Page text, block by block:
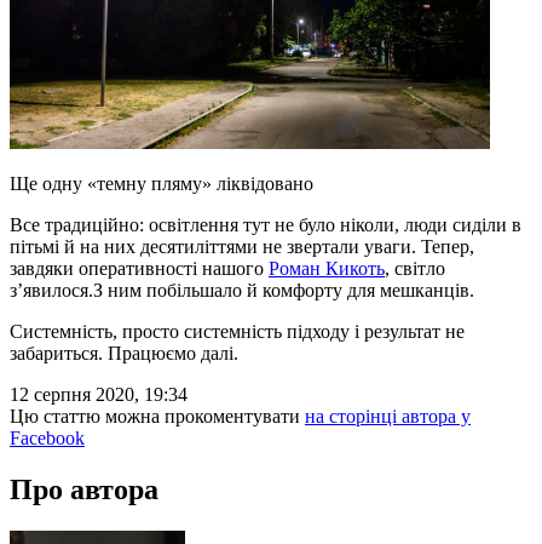
Ще одну «темну пляму» ліквідовано
Все традиційно: освітлення тут не було ніколи, люди сиділи в
пітьмі й на них десятиліттями не звертали уваги. Тепер,
завдяки оперативності нашого Роман Кикоть, світло
з’явилося.З ним побільшало й комфорту для мешканців.
Системність, просто системність підходу і результат не
забариться. Працюємо далі.
12 серпня 2020, 19:34
Цю статтю можна прокоментувати на сторінці автора у
Facebook
Про автора